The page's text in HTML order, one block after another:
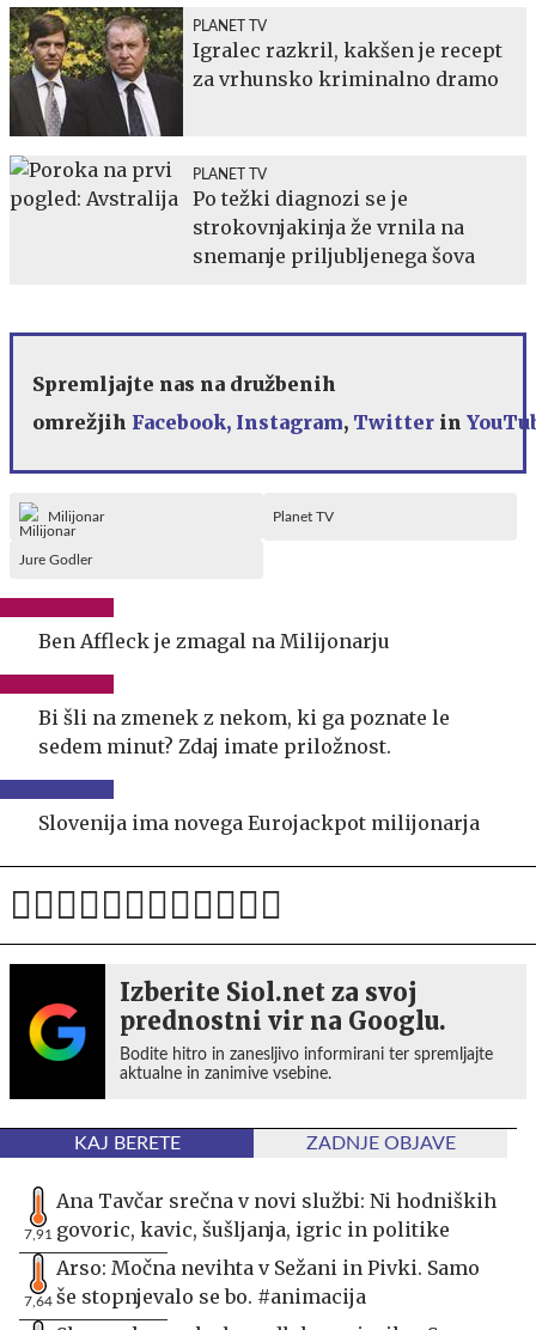
PLANET TV
Igralec razkril, kakšen je recept
za vrhunsko kriminalno dramo
PLANET TV
Po težki diagnozi se je
strokovnjakinja že vrnila na
snemanje priljubljenega šova
Spremljajte nas na družbenih
omrežjih Facebook, Instagram, Twitter in
Milijonar Planet TV
Jure Godler
Ben Affleck je zmagal na Milijonarju
Bi šli na zmenek z nekom, ki ga poznate le
sedem minut? Zdaj imate priložnost.
Slovenija ima novega Eurojackpot milijonarja
Izberite Siol.net za svoj
prednostni vir na Googlu.
Bodite hitro in zanesljivo informirani ter spremljajte
aktualne in zanimive vsebine.
KAJ BERETE ZADNJE OBJAVE
7,91
Ana Tavčar srečna v novi službi: Ni hodniških
govoric, kavic, šušljanja, igric in politike
7,64
Arso: Močna nevihta v Sežani in Pivki. Samo
še stopnjevalo se bo. #animacija